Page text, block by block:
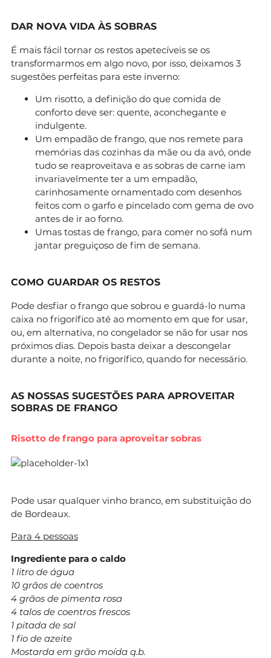
DAR NOVA VIDA ÀS SOBRAS
É mais fácil tornar os restos apetecíveis se os
transformarmos em algo novo, por isso, deixamos 3
sugestões perfeitas para este inverno:
Um risotto, a definição do que comida de
conforto deve ser: quente, aconchegante e
indulgente.
Um empadão de frango, que nos remete para
memórias das cozinhas da mãe ou da avó, onde
tudo se reaproveitava e as sobras de carne iam
invariavelmente ter a um empadão,
carinhosamente ornamentado com desenhos
feitos com o garfo e pincelado com gema de ovo
antes de ir ao forno.
Umas tostas de frango, para comer no sofá num
jantar preguiçoso de fim de semana.
COMO GUARDAR OS RESTOS
Pode desfiar o frango que sobrou e guardá-lo numa
caixa no frigorífico até ao momento em que for usar,
ou, em alternativa, no congelador se não for usar nos
próximos dias. Depois basta deixar a descongelar
durante a noite, no frigorífico, quando for necessário.
AS NOSSAS SUGESTÕES PARA APROVEITAR
SOBRAS DE FRANGO
Risotto de frango para aproveitar sobras
Pode usar qualquer vinho branco, em substituição do
de Bordeaux.
Para 4 pessoas
Ingrediente para o caldo
1 litro de água
10 grãos de coentros
4 grãos de pimenta rosa
4 talos de coentros frescos
1 pitada de sal
1 fio de azeite
Mostarda em grão moída q.b.